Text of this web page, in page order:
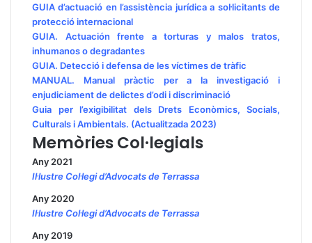
GUIA d’actuació en l’assistència jurídica a sol·licitants de
protecció internacional
GUIA. Actuación frente a torturas y malos tratos,
inhumanos o degradantes
GUIA. Detecció i defensa de les víctimes de tràfic
MANUAL. Manual pràctic per a la investigació i
enjudiciament de delictes d’odi i discriminació
Guia per l’exigibilitat dels Drets Econòmics, Socials,
Culturals i Ambientals. (Actualitzada 2023)
Memòries Col·legials
Any 2021
Il·lustre Col·legi d’Advocats de Terrassa
Any 2020
Il·lustre Col·legi d’Advocats de Terrassa
Any 2019